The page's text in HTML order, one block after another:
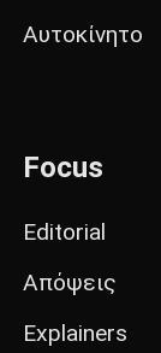
Αυτοκίνητο
Focus
Editorial
Απόψεις
Explainers